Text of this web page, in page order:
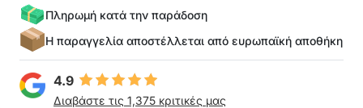
Πληρωμή κατά την παράδοση
Η παραγγελία αποστέλλεται από ευρωπαϊκή αποθήκη
4.9
Διαβάστε τις 1,375 κριτικές μας